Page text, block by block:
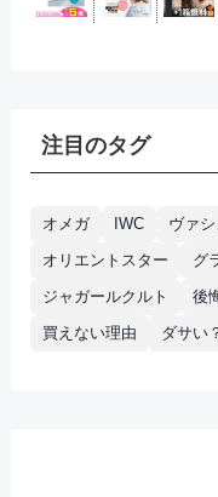
注目のタグ
オメガ IWC
ヴァ
オリエントスター
グ
ジャガールクルト
後
買えない理由
ダサい